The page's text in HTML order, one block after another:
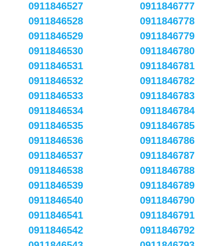
0911846527
0911846528
0911846529
0911846530
0911846531
0911846532
0911846533
0911846534
0911846535
0911846536
0911846537
0911846538
0911846539
0911846540
0911846541
0911846542
0911846777
0911846778
0911846779
0911846780
0911846781
0911846782
0911846783
0911846784
0911846785
0911846786
0911846787
0911846788
0911846789
0911846790
0911846791
0911846792